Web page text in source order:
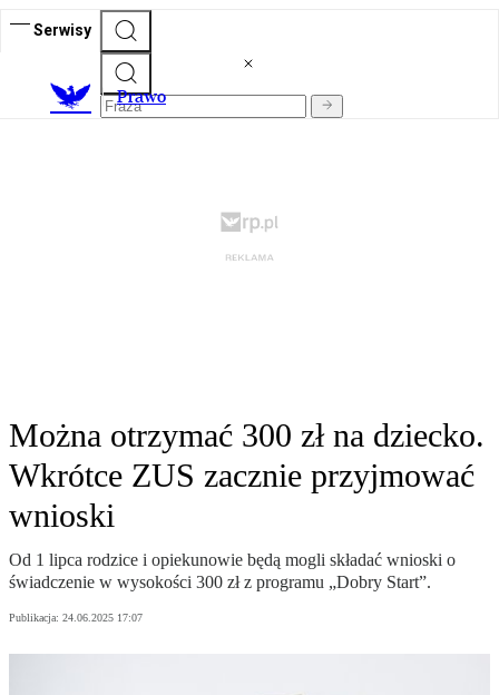
Serwisy
Prawo
Można otrzymać 300 zł na dziecko.
Wkrótce ZUS zacznie przyjmować
wnioski
Od 1 lipca rodzice i opiekunowie będą mogli składać wnioski o
świadczenie w wysokości 300 zł z programu „Dobry Start”.
Publikacja: 24.06.2025 17:07